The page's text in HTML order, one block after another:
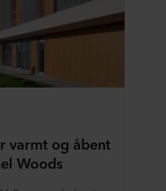
varmt og åbent
Woods